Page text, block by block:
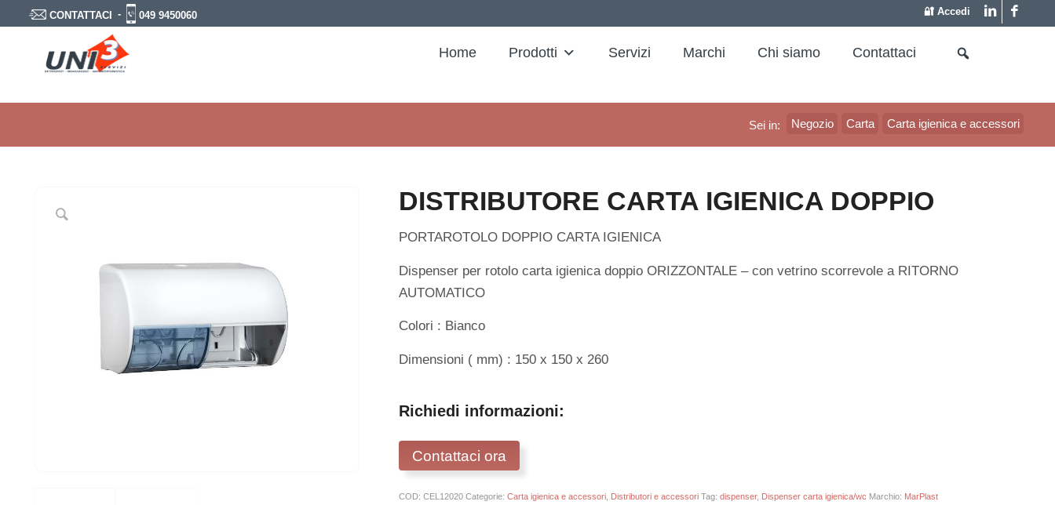
🔐 Accedi
CONTATTACI - 049 9450060
Home Prodotti Servizi Marchi Chi siamo Contattaci
Sei in: Negozio Carta Carta igienica e accessori
DISTRIBUTORE CARTA IGIENICA DOPPIO
PORTAROTOLO DOPPIO CARTA IGIENICA
Dispenser per rotolo carta igienica doppio ORIZZONTALE – con vetrino scorrevole a RITORNO
AUTOMATICO
Colori : Bianco
Dimensioni ( mm) : 150 x 150 x 260
Richiedi informazioni:
Contattaci ora
COD:CEL12020 Categorie:Carta igienica e accessori Distributori e accessori Tag:dispenser, Dispenser carta igienica/wc Marchio: MarPlast